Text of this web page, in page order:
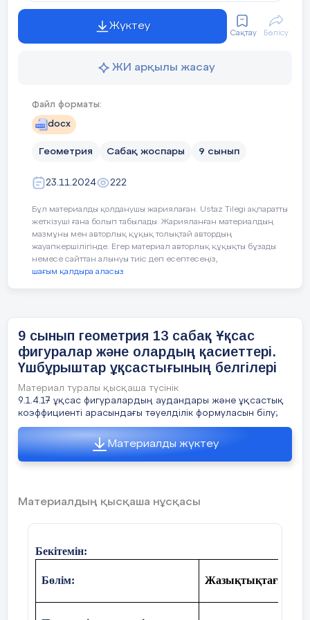
вертикаль
△ACD∼△ екі бұрышы бойынша.
дәлелдемелеріне шолу жасайды, тексереді.
Биссектрисаның ұзындығы
байланысты мына формуламен
үшбұрыш қабырғалары ВС = 18, АС = 15,
биссектрисасын тап
Сабақтың
ортасы
№1.АВС үшбұрышында СВ, СА, АВ
4см, 3см, 2см-ге тең. В бұрышының
бастап есептегенде қандай қатынаста
Шешуі:
Сызба жұмысының есеп шартына
АВС, ВК биссектриса, қасиеті бойынша:
Жүктеу
Сақтау Бөлісу
ЖИ арқылы жасау
Файл форматы:
docx
Геометрия Сабақ жоспары 9 сынып
23.11.2024 222
Бұл материалды қолданушы жариялаған. Ustaz Tilegi ақпаратты
жеткізуші ғана болып табылады. Жарияланған материалдың
мазмұны мен авторлық құқық толықтай автордың
жауапкершілігінде. Егер материал авторлық құқықты бұзады
немесе сайттан алынуы тиіс деп есептесеңіз,
шағым қалдыра аласыз
9 сынып геометрия 13 сабақ Ұқсас
фигуралар және олардың қасиеттері.
Үшбұрыштар ұқсастығының белгілері
Материал туралы қысқаша түсінік
9.1.4.17 ұқсас фигуралардың аудандары және ұқсастық
коэффициенті арасындағы тәуелділік формуласын білу;
Материалды жүктеу
Материалдың қысқаша нұсқасы
Бекітемін:
Бөлім: Жазықтықтағы